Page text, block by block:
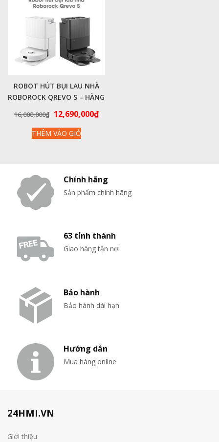
ROBOT HÚT BỤI LAU NHÀ
ROBOROCK QREVO S – HÀNG
16,000,000₫ Giá
là:
12,690,000₫Giá
THÊM VÀO GIỎ
Chính hãng
Sản phẩm chính hãng
63 tỉnh thành
Giao hàng tận nơi
Bảo hành
Bảo hành dài hạn
Hướng dẫn
Mua hàng online
24HMI.VN
Giới thiệu